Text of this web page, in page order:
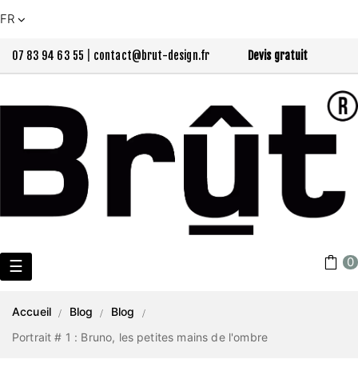
FR
07 83 94 63 55 contact@brut-design.fr Devis gratuit
Basculer
navigation
☰ 0
Accueil Blog
Blog
Portrait # 1 : Bruno, les petites mains de l'ombre